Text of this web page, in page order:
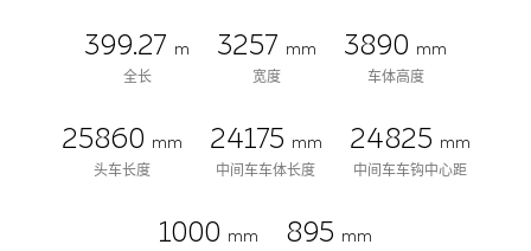
399.27 m
全长
3257 mm
宽度
3890 mm
车体高度
25860 mm
头车长度
24175 mm
中间车车体长度
24825 mm
中间车车钩中心距
1000 mm
895 mm